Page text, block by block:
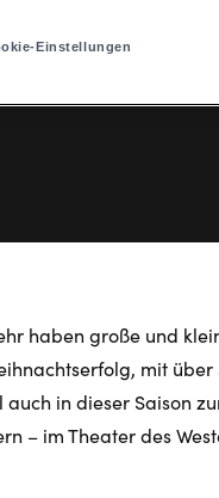
WEIHNACHTEN MIT
haben große und
mit
in dieser Saison
– im Theater des
Einstellungen